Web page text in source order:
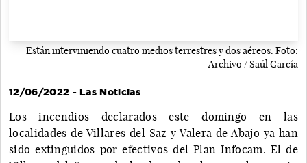
Están interviniendo cuatro medios terrestres y dos aéreos. Foto:
Archivo / Saúl García
12/06/2022 - Las Noticias
Los incendios declarados este domingo en las
localidades de Villares del Saz y Valera de Abajo ya han
sido extinguidos por efectivos del Plan Infocam. El de